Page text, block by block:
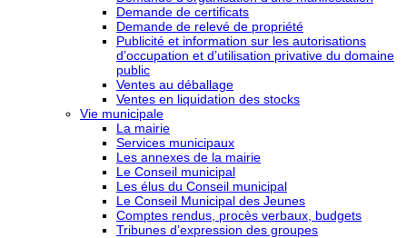
Demande de certificats
Demande de relevé de propriété
Publicité et information sur les autorisations
d’occupation et d’utilisation privative du domaine
public
Ventes au déballage
Ventes en liquidation des stocks
Vie municipale
La mairie
Services municipaux
Les annexes de la mairie
Le Conseil municipal
Les élus du Conseil municipal
Le Conseil Municipal des Jeunes
Comptes rendus, procès verbaux, budgets
Tribunes d’expression des groupes